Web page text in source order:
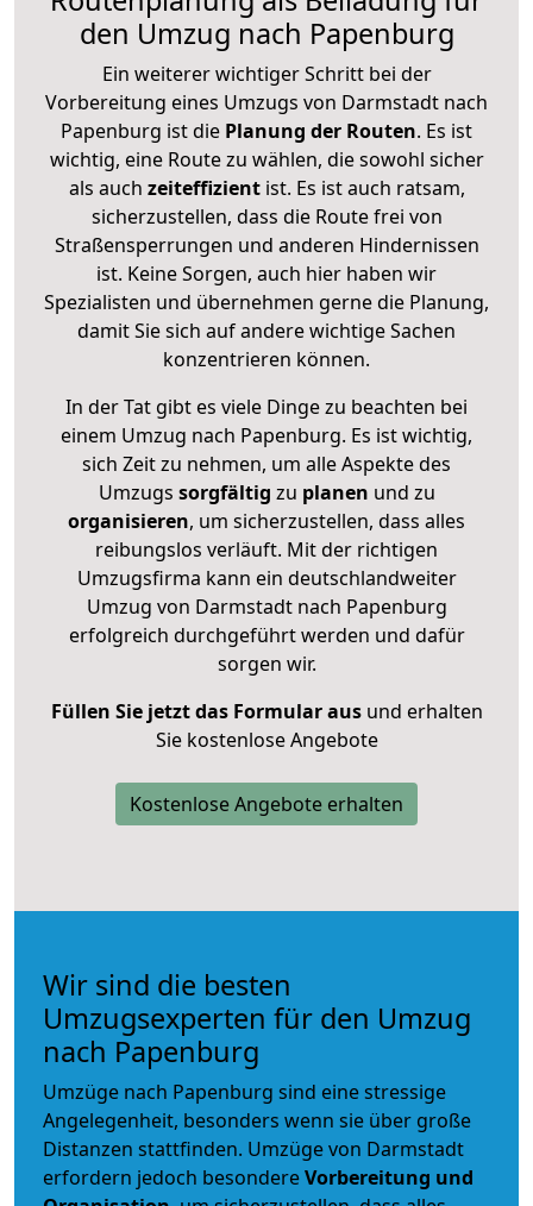
den Umzug nach Papenburg
Ein weiterer wichtiger Schritt bei der
Vorbereitung eines Umzugs von Darmstadt nach
Papenburg ist die Planung der Routen. Es ist
wichtig, eine Route zu wählen, die sowohl sicher
als auch zeiteffizientist. Es ist auch ratsam,
sicherzustellen, dass die Route frei von
Straßensperrungen und anderen Hindernissen
ist. Keine Sorgen, auch hier haben wir
Spezialisten und übernehmen gerne die Planung,
damit Sie sich auf andere wichtige Sachen
konzentrieren können.
In der Tat gibt es viele Dinge zu beachten bei
einem Umzug nach Papenburg. Es ist wichtig,
sich Zeit zu nehmen, um alle Aspekte des
Umzugs sorgfältig zu planen und zu
organisieren, um sicherzustellen, dass alles
reibungslos verläuft. Mit der richtigen
Umzugsfirma kann ein deutschlandweiter
Umzug von Darmstadt nach Papenburg
erfolgreich durchgeführt werden und dafür
sorgen wir.
Füllen Sie jetzt das Formular ausund erhalten
Sie kostenlose Angebote
Kostenlose Angebote erhalten
Wir sind die besten
Umzugsexperten für den Umzug
nach Papenburg
Umzüge nach Papenburg sind eine stressige
Angelegenheit, besonders wenn sie über große
Distanzen stattfinden. Umzüge von Darmstadt
erfordern jedoch besondereVorbereitung und